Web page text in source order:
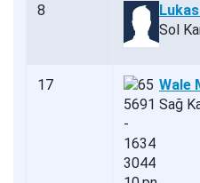
8
Sol
17
Wale
Sağ